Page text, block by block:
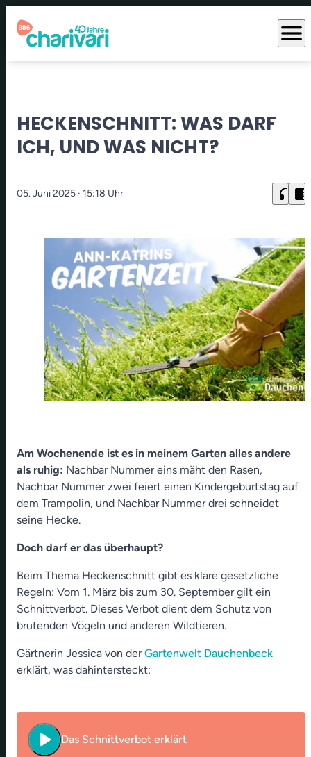
menu
HECKENSCHNITT: WAS DARF
ICH, UND WAS NICHT?
05. Juni 2025 · 15:18 Uhr headphones chrome_reader_mode
Am Wochenende ist es in meinem Garten alles andere
als ruhig: Nachbar Nummer eins mäht den Rasen,
Nachbar Nummer zwei feiert einen Kindergeburtstag auf
dem Trampolin, und Nachbar Nummer drei schneidet
seine Hecke.
Doch darf er das überhaupt?
Beim Thema Heckenschnitt gibt es klare gesetzliche
Regeln: Vom 1. März bis zum 30. September gilt ein
Schnittverbot. Dieses Verbot dient dem Schutz von
brütenden Vögeln und anderen Wildtieren.
Gärtnerin Jessica von derGartenwelt Dauchenbeck
erklärt, was dahintersteckt:
play_arrow Das Schnittverbot erklärt